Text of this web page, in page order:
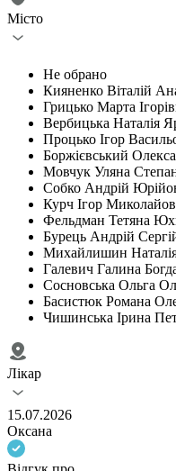
Місто
Не обрано
Кияненко Віталій
Грицько Марта
Вербицька Наталія
Процько Ігор
Боржієвський
Мовчук Уляна
Собко Андрій
Курч Ігор
Фельдман Тетяна
Бурець Андрій
Михайлишин Наталія
Галевич Галина
Сосновська Ольга
Басистюк Романа
Чишинська Ірина
Лікар
15.07.2026
Оксана